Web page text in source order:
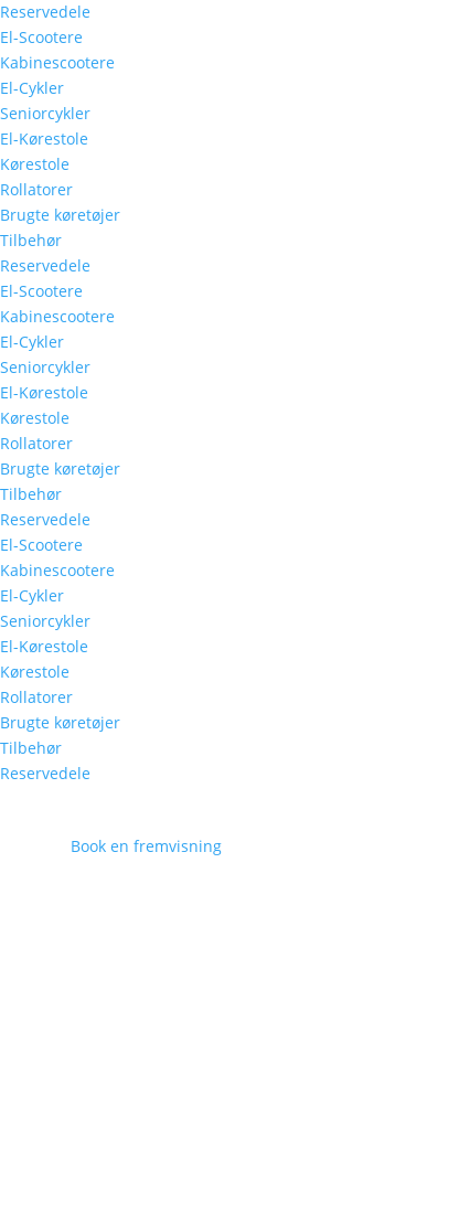
Reservedele
El-Scootere
Kabinescootere
El-Cykler
Seniorcykler
El-Kørestole
Kørestole
Rollatorer
Brugte køretøjer
Tilbehør
Reservedele
El-Scootere
Kabinescootere
El-Cykler
Seniorcykler
El-Kørestole
Kørestole
Rollatorer
Brugte køretøjer
Tilbehør
Reservedele
El-Scootere
Kabinescootere
El-Cykler
Seniorcykler
El-Kørestole
Kørestole
Rollatorer
Brugte køretøjer
Tilbehør
Reservedele
Book en fremvisning